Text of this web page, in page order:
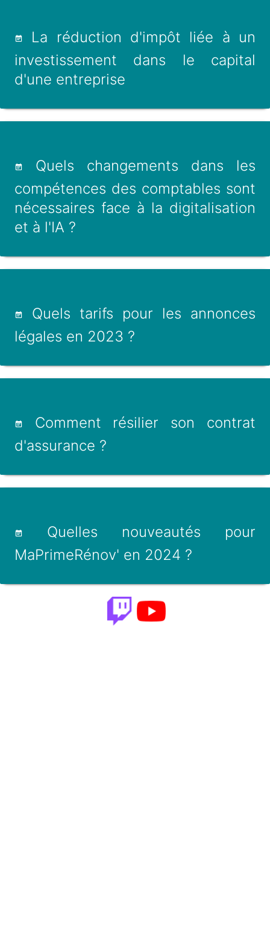
La réduction d'impôt liée à un
investissement dans le capital
d'une entreprise
Quels changements dans les
compétences des comptables sont
nécessaires face à la digitalisation
et à l'IA ?
Quels tarifs pour les annonces
légales en 2023 ?
Comment résilier son contrat
d'assurance ?
Quelles nouveautés pour
MaPrimeRénov' en 2024 ?